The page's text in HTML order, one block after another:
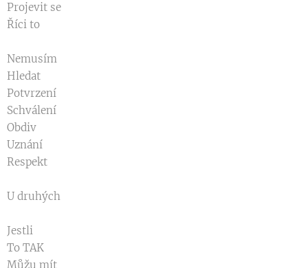
Projevit se
Říci to
Nemusím
Hledat
Potvrzení
Schválení
Obdiv
Uznání
Respekt
U druhých
Jestli
To TAK
Můžu mít